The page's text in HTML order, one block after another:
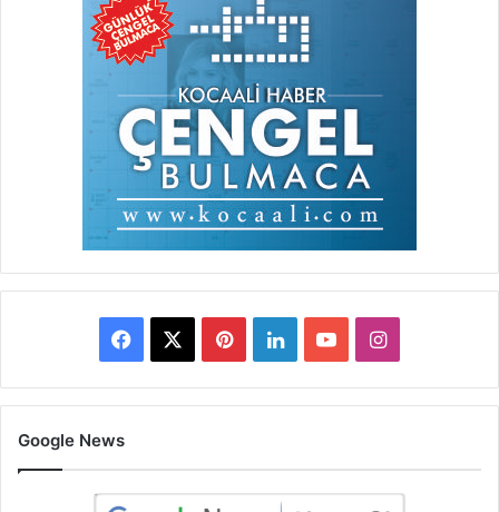
Facebook PinterestLinkedInYouTubeInstagram
Google News